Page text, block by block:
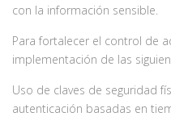
con la información sensible.
Para fortalecer el control de
implementación de las
Uso de claves de seguridad
autenticación basadas en